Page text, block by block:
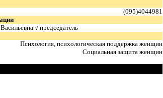
(095)4044981
√ председатель
Психология, психологическая поддержка женщин
Социальная защита женщин